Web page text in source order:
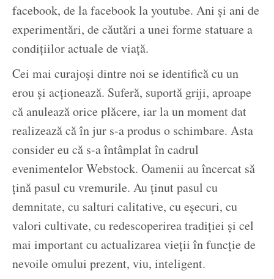
facebook, de la facebook la youtube. Ani și ani de
experimentări, de căutări a unei forme statuare a
condițiilor actuale de viață.
Cei mai curajoși dintre noi se identifică cu un
erou și acționează. Suferă, suportă griji, aproape
că anulează orice plăcere, iar la un moment dat
realizează că în jur s-a produs o schimbare. Asta
consider eu că s-a întâmplat în cadrul
evenimentelor Webstock. Oamenii au încercat să
țină pasul cu vremurile. Au ținut pasul cu
demnitate, cu salturi calitative, cu eșecuri, cu
valori cultivate, cu redescoperirea tradiției și cel
mai important cu actualizarea vieții în funcție de
nevoile omului prezent, viu, inteligent.